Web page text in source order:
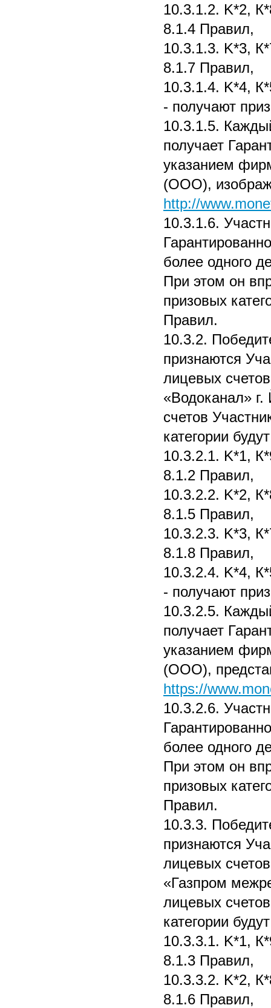
10.3.1.2. K*2,
8.1.4 Правил,
10.3.1.3. K*3,
8.1.7 Правил,
10.3.1.4. K*4,
- получают
10.3.1.5.
получает
указанием
(ООО),
http://
10.3.1.6.
более одного
При этом он
призовых
Правил.
10.3.2.
признаются
лицевых
«Водоканал»
счетов
категории
10.3.2.1. K*1,
8.1.2 Правил,
10.3.2.2. K*2,
8.1.5 Правил,
10.3.2.3. K*3,
8.1.8 Правил,
10.3.2.4. K*4,
- получают
10.3.2.5.
получает
указанием
(ООО),
https://
10.3.2.6.
более одного
При этом он
призовых
Правил.
10.3.3.
признаются
лицевых
«Газпром
лицевых
категории
10.3.3.1. K*1,
8.1.3 Правил,
10.3.3.2. K*2,
8.1.6 Правил,